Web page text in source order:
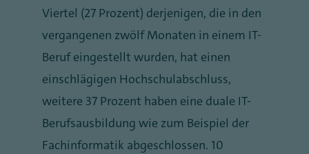
Viertel (27 Prozent) derjenigen, die in den
vergangenen zwölf Monaten in einem IT-
Beruf eingestellt wurden, hat einen
einschlägigen Hochschulabschluss,
weitere 37 Prozent haben eine duale IT-
Berufsausbildung wie zum Beispiel der
Fachinformatik abgeschlossen. 10